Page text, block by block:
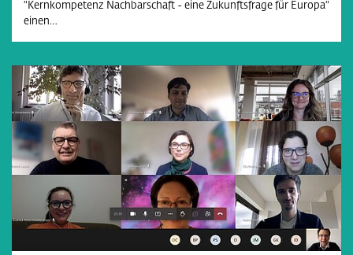
"Kernkompetenz Nachbarschaft - eine Zukunftsfrage für Europa"
einen…